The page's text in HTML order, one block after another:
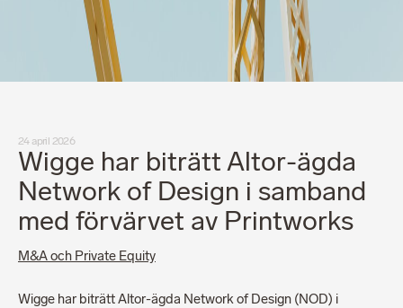
24 april 2026
Wigge har biträtt Altor-ägda
Network of Design i samband
med förvärvet av Printworks
M&A och Private Equity
Wigge har biträtt Altor-ägda Network of Design (NOD) i